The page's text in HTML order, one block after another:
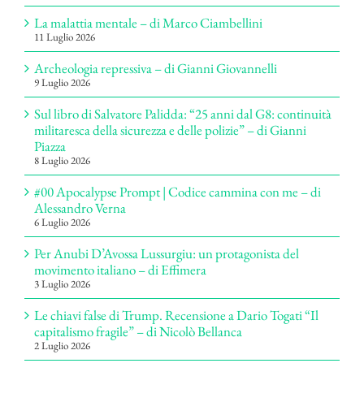
La malattia mentale – di Marco Ciambellini
11 Luglio 2026
Archeologia repressiva – di Gianni Giovannelli
9 Luglio 2026
Sul libro di Salvatore Palidda: “25 anni dal G8: continuità
militaresca della sicurezza e delle polizie” – di Gianni
Piazza
8 Luglio 2026
#00 Apocalypse Prompt | Codice cammina con me – di
Alessandro Verna
6 Luglio 2026
Per Anubi D’Avossa Lussurgiu: un protagonista del
movimento italiano – di Effimera
3 Luglio 2026
Le chiavi false di Trump. Recensione a Dario Togati “Il
capitalismo fragile” – di Nicolò Bellanca
2 Luglio 2026